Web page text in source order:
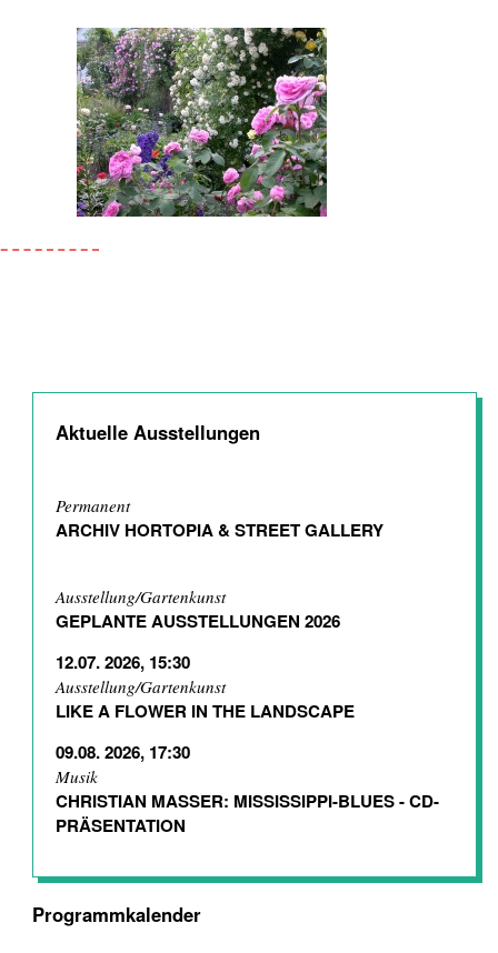
Aktuelle Ausstellungen
Permanent
ARCHIV HORTOPIA & STREET GALLERY
Ausstellung/Gartenkunst
GEPLANTE AUSSTELLUNGEN 2026
12.07. 2026, 15:30
Ausstellung/Gartenkunst
LIKE A FLOWER IN THE LANDSCAPE
09.08. 2026, 17:30
Musik
CHRISTIAN MASSER: MISSISSIPPI-BLUES - CD-
PRÄSENTATION
Programmkalender